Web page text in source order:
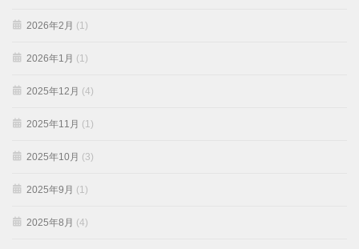
2026年2月 (1)
2026年1月 (1)
2025年12月 (4)
2025年11月 (1)
2025年10月 (3)
2025年9月 (1)
2025年8月 (4)